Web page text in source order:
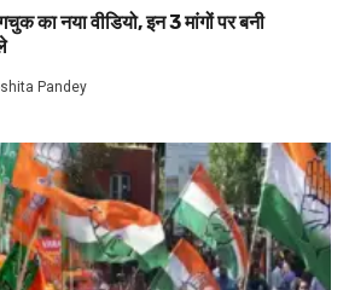
का नया वीडियो, इन 3 मांगों पर बनी
Pandey